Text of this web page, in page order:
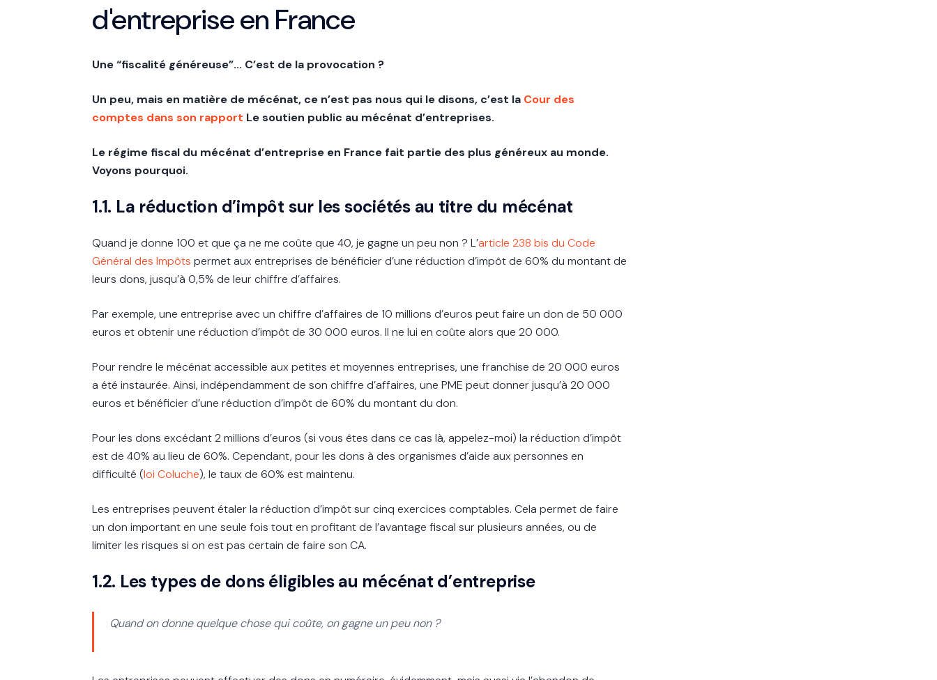
d'entreprise en France
Une “fiscalité généreuse”... C’est de la provocation ?
Un peu, mais en matière de mécénat, ce n’est pas nous qui le disons, c’est la Cour des
comptes dans son rapport Le soutien public au mécénat d’entreprises.
Le régime fiscal du mécénat d’entreprise en France fait partie des plus généreux au monde.
Voyons pourquoi.
1.1. La réduction d’impôt sur les sociétés au titre du mécénat
Quand je donne 100 et que ça ne me coûte que 40, je gagne un peu non ? L’article 238 bis du Code
Général des Impôts permet aux entreprises de bénéficier d’une réduction d’impôt de 60% du montant de
leurs dons, jusqu’à 0,5% de leur chiffre d’affaires.
Par exemple, une entreprise avec un chiffre d’affaires de 10 millions d’euros peut faire un don de 50 000
euros et obtenir une réduction d’impôt de 30 000 euros. Il ne lui en coûte alors que 20 000.
Pour rendre le mécénat accessible aux petites et moyennes entreprises, une franchise de 20 000 euros
a été instaurée. Ainsi, indépendamment de son chiffre d’affaires, une PME peut donner jusqu’à 20 000
euros et bénéficier d’une réduction d’impôt de 60% du montant du don.
Pour les dons excédant 2 millions d’euros (si vous êtes dans ce cas là, appelez-moi) la réduction d’impôt
est de 40% au lieu de 60%. Cependant, pour les dons à des organismes d’aide aux personnes en
difficulté (loi Coluche), le taux de 60% est maintenu.
Les entreprises peuvent étaler la réduction d’impôt sur cinq exercices comptables. Cela permet de faire
un don important en une seule fois tout en profitant de l’avantage fiscal sur plusieurs années, ou de
limiter les risques si on est pas certain de faire son CA.
1.2. Les types de dons éligibles au mécénat d’entreprise
Quand on donne quelque chose qui coûte, on gagne un peu non ?